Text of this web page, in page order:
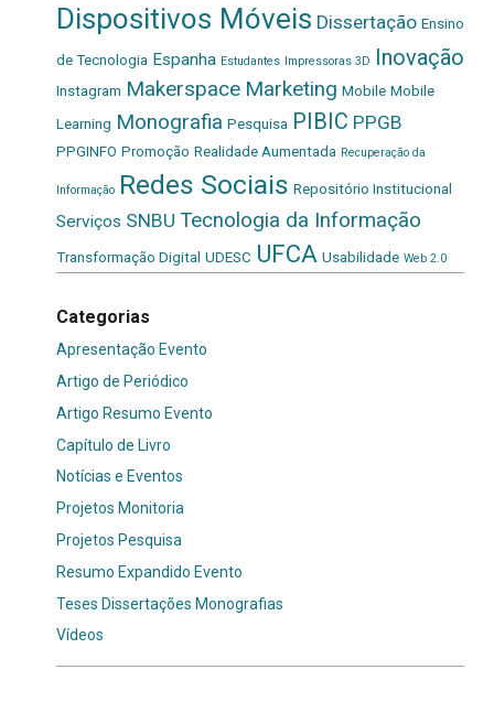
Dispositivos Móveis Dissertação Ensino
de Tecnologia Espanha Estudantes Impressoras 3D Inovação
Instagram Makerspace Marketing Mobile Mobile
Learning Monografia Pesquisa PIBIC PPGB
PPGINFO Promoção Realidade Aumentada Recuperação da
Informação Redes Sociais Repositório Institucional
Serviços SNBU Tecnologia da Informação
Transformação Digital UDESC UFCA Usabilidade Web 2.0
Categorias
Apresentação Evento
Artigo de Periódico
Artigo Resumo Evento
Capítulo de Livro
Notícias e Eventos
Projetos Monitoria
Projetos Pesquisa
Resumo Expandido Evento
Teses Dissertações Monografias
Vídeos